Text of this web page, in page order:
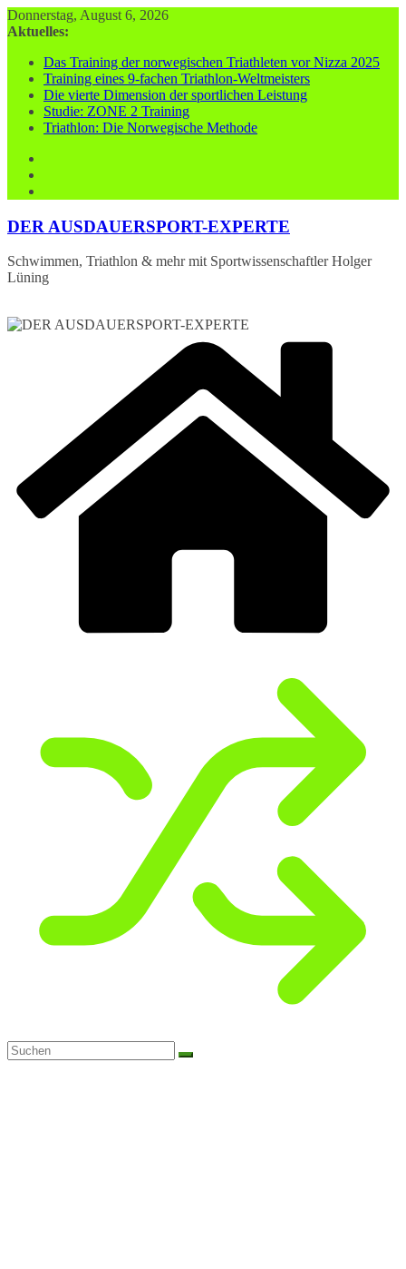
Zum
Inhalt
Donnerstag, August 6, 2026
Aktuelles:
Das Training der norwegischen Triathleten vor Nizza 2025
Training eines 9-fachen Triathlon-Weltmeisters
Die vierte Dimension der sportlichen Leistung
Studie: ZONE 2 Training
Triathlon: Die Norwegische Methode
DER AUSDAUERSPORT-EXPERTE
Schwimmen, Triathlon & mehr mit Sportwissenschaftler Holger
Lüning